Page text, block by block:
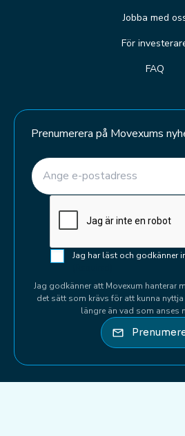
Jobba med
För
FAQ
Prenumerera på Movexums
E-post
Samtycke(Required)
Jag har läst och godkänner
Jag godkänner att Movexum hanterar
det sätt som krävs för att kunna
längre än vad som anses